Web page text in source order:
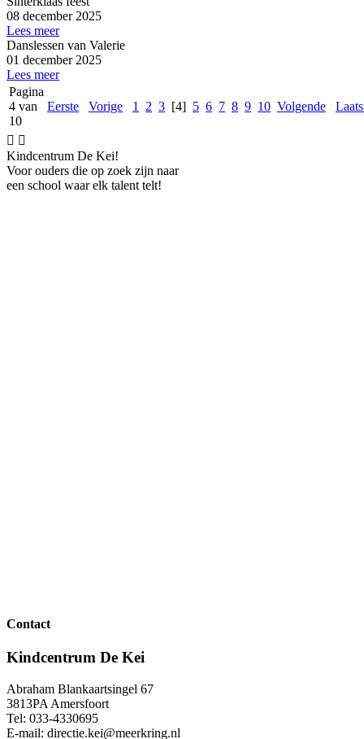
08 december 2025
Lees meer
Danslessen van Valerie
01 december 2025
Lees meer
Pagina
4 van
10
Eerste Vorige 1 2 3 [4] 5 6 7 8 9 10 Volgende
 
Kindcentrum De Kei!
Voor ouders die op zoek zijn naar
een school waar elk talent telt!
Contact
Kindcentrum De Kei
Abraham Blankaartsingel 67
3813PA Amersfoort
Tel: 033-4330695
E-mail: directie.kei@meerkring.nl